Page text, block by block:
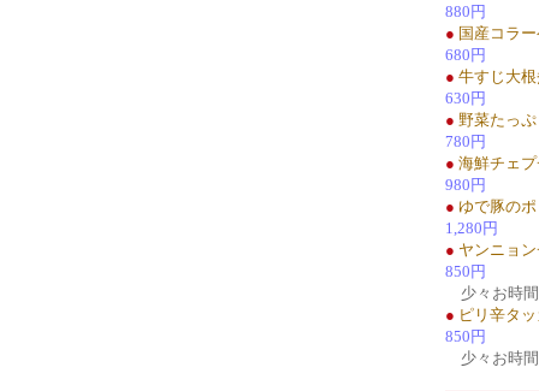
880円
● 国産コラ
680円
● 牛すじ大
630円
● 野菜たっ
780円
● 海鮮チェ
980円
● ゆで豚の
1,280円
● ヤンニョ
850円
少々お時間
● ピリ辛タ
850円
少々お時間